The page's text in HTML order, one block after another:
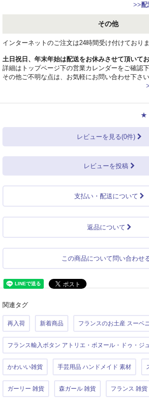
>>配
その他
インターネットのご注文は24時間受け付けておりま
土日祝日、年末年始は配送をお休みさせて頂いてお
詳細はトップページ下の営業カレンダーをご確認下
その他ご不明な点は、お気軽にお問い合わせ下さい
★
レビューを見る(0件)
レビューを投稿
支払い・配送について
返品について
この商品について問い合わせ
関連タグ
再入荷 新着商品 フランスのお土産 スーベ
フランス輸入ボタン アトリエ・ボヌール・ドゥ・ジ
かわいい雑貨 手芸用品 ハンドメイド 素材
ガーリー 雑貨 森ガール 雑貨 フランス 雑貨